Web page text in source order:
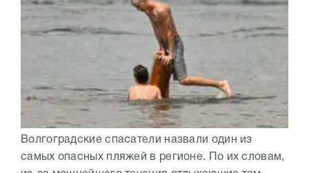
Волгоградские спасатели назвали один из
самых опасных пляжей в регионе. По их словам,